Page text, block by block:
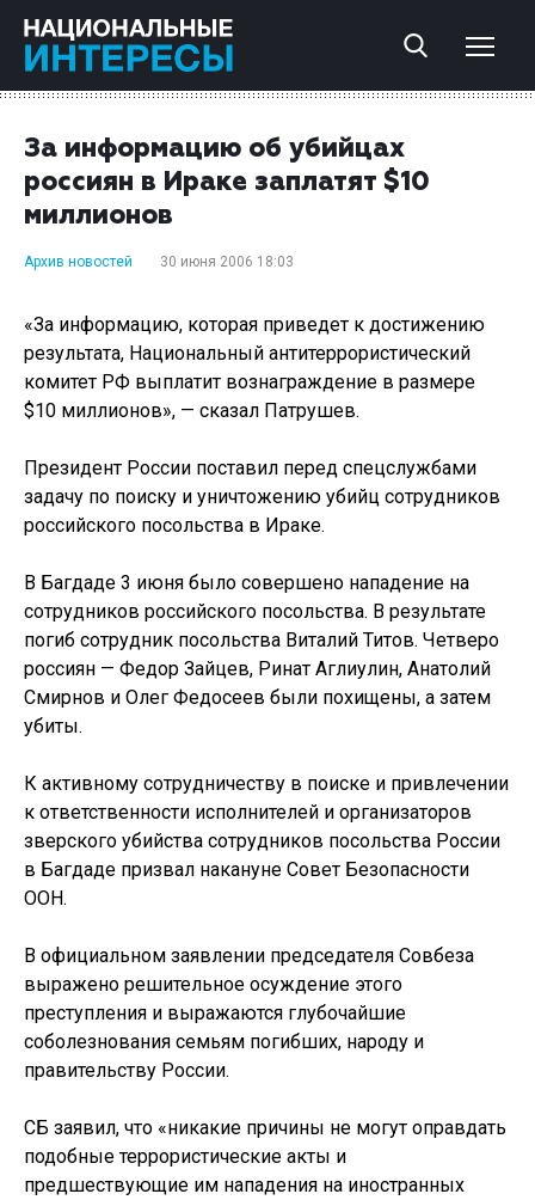
За информацию об убийцах
россиян в Ираке заплатят $10
миллионов
Архив новостей 30 июня 2006 18:03
«За информацию, которая приведет к достижению
результата, Национальный антитеррористический
комитет РФ выплатит вознаграждение в размере
$10 миллионов», — сказал Патрушев.
Президент России поставил перед спецслужбами
задачу по поиску и уничтожению убийц сотрудников
российского посольства в Ираке.
В Багдаде 3 июня было совершено нападение на
сотрудников российского посольства. В результате
погиб сотрудник посольства Виталий Титов. Четверо
россиян — Федор Зайцев, Ринат Аглиулин, Анатолий
Смирнов и Олег Федосеев были похищены, а затем
убиты.
К активному сотрудничеству в поиске и привлечении
к ответственности исполнителей и организаторов
зверского убийства сотрудников посольства России
в Багдаде призвал накануне Совет Безопасности
ООН.
В официальном заявлении председателя Совбеза
выражено решительное осуждение этого
преступления и выражаются глубочайшие
соболезнования семьям погибших, народу и
правительству России.
СБ заявил, что «никакие причины не могут оправдать
подобные террористические акты и
предшествующие им нападения на иностранных